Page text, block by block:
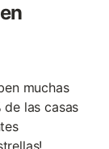
muchas
las casas